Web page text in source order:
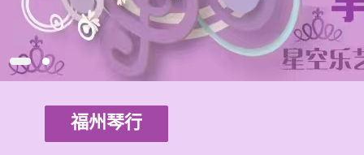
福州琴行